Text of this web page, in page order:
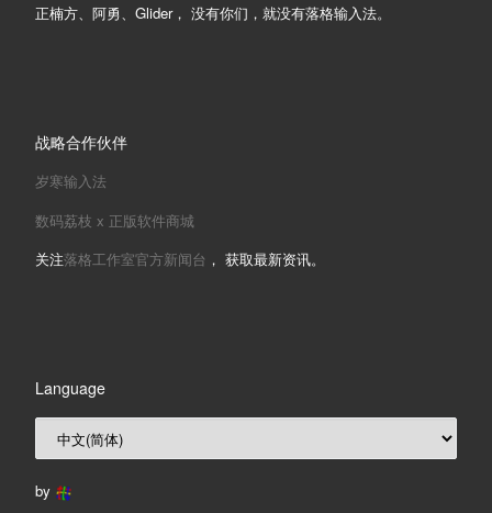
正楠方、阿勇、Glider， 没有你们，就没有落格输入法。
战略合作伙伴
岁寒输入法
数码荔枝 x 正版软件商城
关注落格工作室官方新闻台 ， 获取最新资讯。
Language
by